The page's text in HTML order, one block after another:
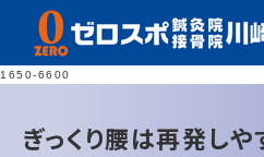
1650-6600
ぎっくり腰は再発し